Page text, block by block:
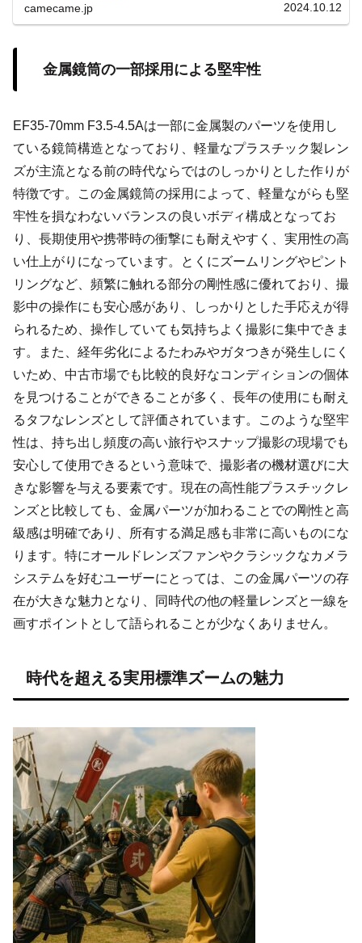
camecame.jp 2024.10.12
金属鏡筒の一部採用による堅牢性
EF35-70mm F3.5-4.5Aは一部に金属製のパーツを使用し
ている鏡筒構造となっており、軽量なプラスチック製レン
ズが主流となる前の時代ならではのしっかりとした作りが
特徴です。この金属鏡筒の採用によって、軽量ながらも堅
牢性を損なわないバランスの良いボディ構成となってお
り、長期使用や携帯時の衝撃にも耐えやすく、実用性の高
い仕上がりになっています。とくにズームリングやピント
リングなど、頻繁に触れる部分の剛性感に優れており、撮
影中の操作にも安心感があり、しっかりとした手応えが得
られるため、操作していても気持ちよく撮影に集中できま
す。また、経年劣化によるたわみやガタつきが発生しにく
いため、中古市場でも比較的良好なコンディションの個体
を見つけることができることが多く、長年の使用にも耐え
るタフなレンズとして評価されています。このような堅牢
性は、持ち出し頻度の高い旅行やスナップ撮影の現場でも
安心して使用できるという意味で、撮影者の機材選びに大
きな影響を与える要素です。現在の高性能プラスチックレ
ンズと比較しても、金属パーツが加わることでの剛性と高
級感は明確であり、所有する満足感も非常に高いものにな
ります。特にオールドレンズファンやクラシックなカメラ
システムを好むユーザーにとっては、この金属パーツの存
在が大きな魅力となり、同時代の他の軽量レンズと一線を
画すポイントとして語られることが少なくありません。
時代を超える実用標準ズームの魅力